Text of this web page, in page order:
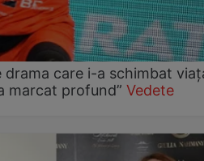
care i-a schimbat
marcat profund” Vedete